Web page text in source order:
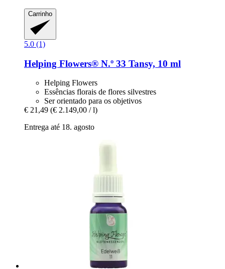
Carrinho
5.0 (1)
Helping Flowers® N.º 33 Tansy, 10 ml
Helping Flowers
Essências florais de flores silvestres
Ser orientado para os objetivos
€ 21,49 (€ 2.149,00 / l)
Entrega até 18. agosto